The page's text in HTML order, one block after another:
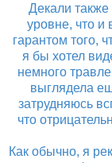
Декали
уровне, что и
гарантом того,
я бы хотел
немного
выглядела
затрудняюсь
что
Как обычно, я